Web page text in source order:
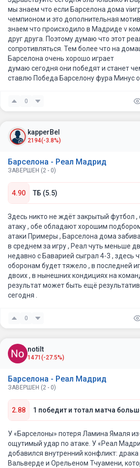
мы знаем что если Барселона дома
чемпионом и это дополнительная
знаем что происходило в Мадриде v команде . почти убили
друг друга. Поэтому думаю что этот
сопротивляться. Тем более что на
Барселона очень хорошо играет
думаю сегодня они победят и станет
ставлю Победа Барселону фура Минус
0
kapperBel
2194(-3.8%)
Барселона - Реал Мадрид
ЗАВЕРШЕН (2 - 0)
4.90 ТБ (5.5)
Здесь никто не ждёт закрытый футбол ,
атаку , обе обладают хорошим
атаки Примеры , Барселона дома
в среднем за игру , Реал чуть меньше
недавно с Баварией сыграл 4-3 , здесь
оборонам будет тяжело , в последней
двоих , в нынешних кондициях на
результат может быть ещё
сегодня .
0
notilt
1471 (-27.5%)
Барселона - Реал Мадрид
ЗАВЕРШЕН (2 - 0)
2.88 1 победит и тотал матча
У «Барселоны» потеря Ламина Ямаля
ощутимый удар по атаке. У «Реал
добавился внутренний конфликт:
Вальверде и Орельеном Тчуамени,